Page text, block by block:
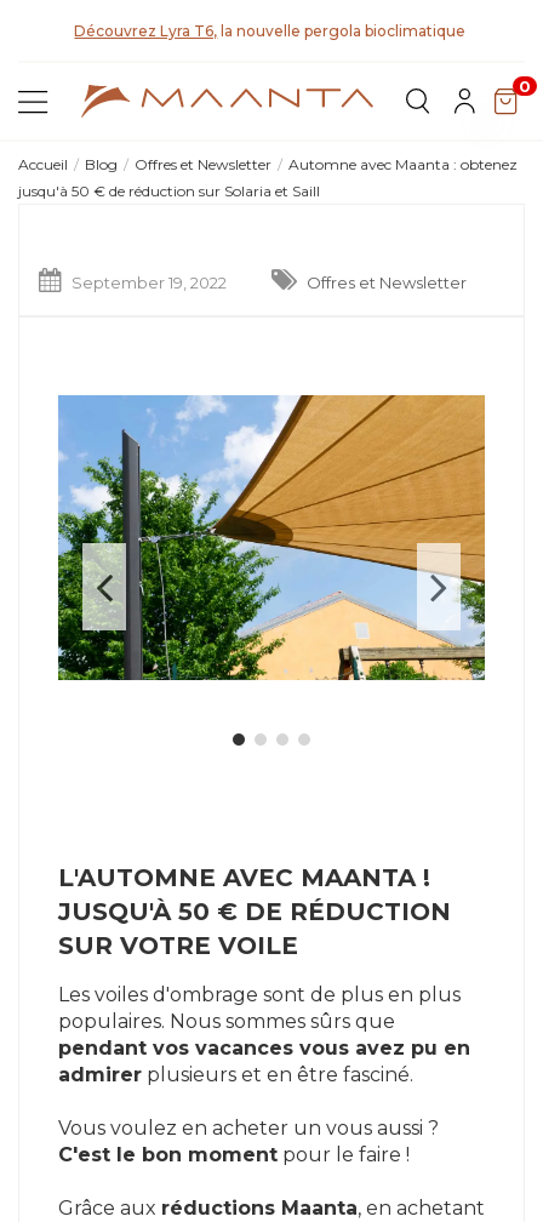
Découvrez Lyra T6, la nouvelle pergola bioclimatique
0
Accueil Blog Offres et Newsletter
Automne avec Maanta : obtenez
jusqu'à 50 € de réduction sur Solaria et Saill
September 19, 2022 Offres et Newsletter
L'AUTOMNE AVEC MAANTA !
JUSQU'À 50 € DE RÉDUCTION
SUR VOTRE VOILE
Les voiles d'ombrage sont de plus en plus
populaires. Nous sommes sûrs que
pendant vos vacances vous avez pu en
admirer plusieurs et en être fasciné.
Vous voulez en acheter un vous aussi ?
C'est le bon moment pour le faire !
Grâce aux réductions Maanta, en achetant